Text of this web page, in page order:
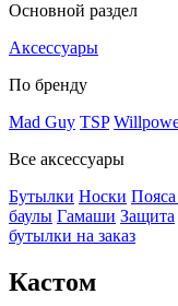
Основной раздел
Аксессуары
По бренду
Mad Guy TSP
Все аксессуары
Бутылки Носки
баулы Гамаши Защита
бутылки на заказ
Кастом